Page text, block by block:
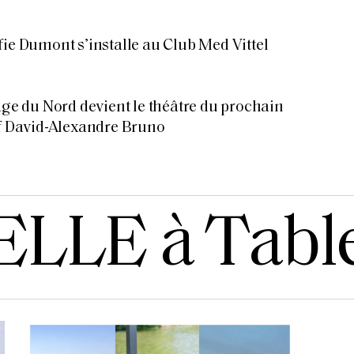
Dumont s’installe au Club Med Vittel
du Nord devient le théâtre du prochain
David-Alexandre Bruno
à